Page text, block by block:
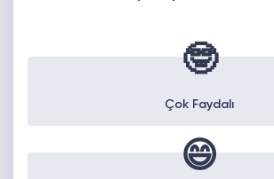
🤓
Çok Faydalı
😄